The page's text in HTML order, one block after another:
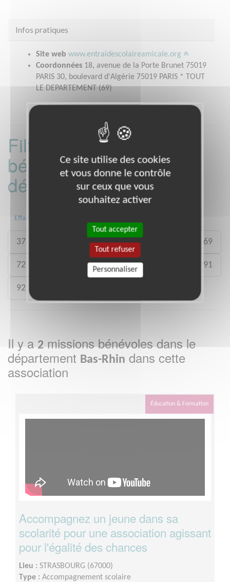
Infos pratiques
Site web www.entraidescolaireamicale.org
Coordonnées 18, avenue de la Porte Brunet 75019
PARIS 30, boulevard d'Algérie 75019 PARIS * TOUT
LE DEPARTEMENT (69)
Filtrer les missions
bénévoles par
département :
Effacer
37 45 49 69
72 77 78 91
92
Il y a2missions bénévoles dans le
département Bas-Rhin dans cette
association
Éducation & Formation
Accompagnez un jeune dans sa
scolarité pour une association agissant
pour l'égalité des chances
Lieu : STRASBOURG (67000)
Type : Accompagnement scolaire
Ce site utilise des cookies
et vous donne le contrôle
sur ceux que vous
souhaitez activer
Tout accepter
Tout refuser
Personnaliser